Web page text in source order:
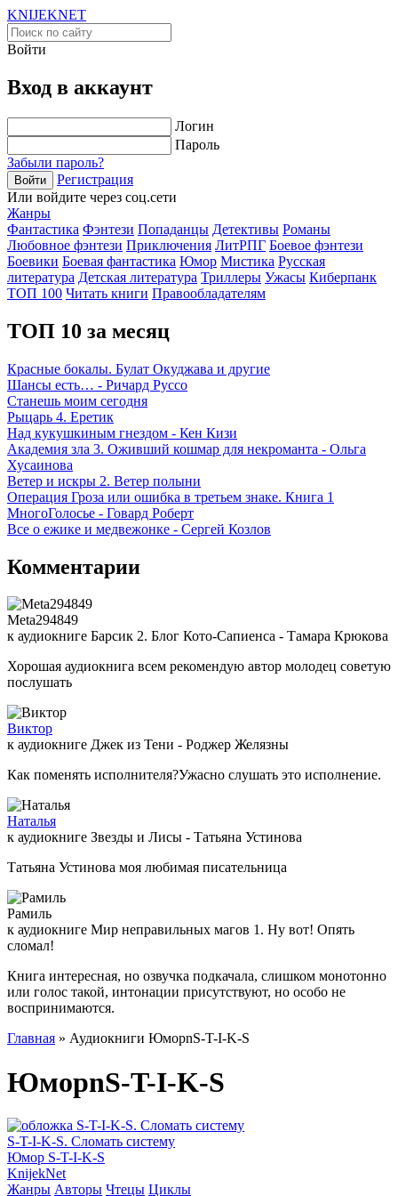
KNIJEKNET
Войти
Вход в аккаунт
Логин
Пароль
Забыли пароль?
Войти
Регистрация
Или войдите через соц.сети
Жанры
Фантастика Фэнтези Попаданцы Детективы Романы
Любовное фэнтези Приключения ЛитРПГ Боевое фэнтези
Боевики Боевая фантастика Юмор Мистика Русская
литература Детская литература Триллеры Ужасы Киберпанк
ТОП 100 Читать книги Правообладателям
ТОП 10 за месяц
Красные бокалы. Булат Окуджава и другие
Шансы есть… - Ричард Руссо
Станешь моим сегодня
Рыцарь 4. Еретик
Над кукушкиным гнездом - Кен Кизи
Академия зла 3. Оживший кошмар для некроманта - Ольга
Хусаинова
Ветер и искры 2. Ветер полыни
Операция Гроза или ошибка в третьем знаке. Книга 1
МногоГолосье - Говард Роберт
Все о ежике и медвежонке - Сергей Козлов
Комментарии
Meta294849
к аудиокниге Барсик 2. Блог Кото-Сапиенса - Тамара Крюкова
Хорошая аудиокнига всем рекомендую автор молодец советую
послушать
Виктор
к аудиокниге Джек из Тени - Роджер Желязны
Как поменять исполнителя?Ужасно слушать это исполнение.
Наталья
к аудиокниге Звезды и Лисы - Татьяна Устинова
Татьяна Устинова моя любимая писательница
Рамиль
к аудиокниге Мир неправильных магов 1. Ну вот! Опять
сломал!
Книга интересная, но озвучка подкачала, слишком монотонно
или голос такой, интонации присутствуют, но особо не
воспринимаются.
Главная » Аудиокниги ЮморnS-T-I-K-S
ЮморnS-T-I-K-S
S-T-I-K-S. Сломать систему
Юмор S-T-I-K-S
KnijekNet
Жанры Авторы Чтецы Циклы